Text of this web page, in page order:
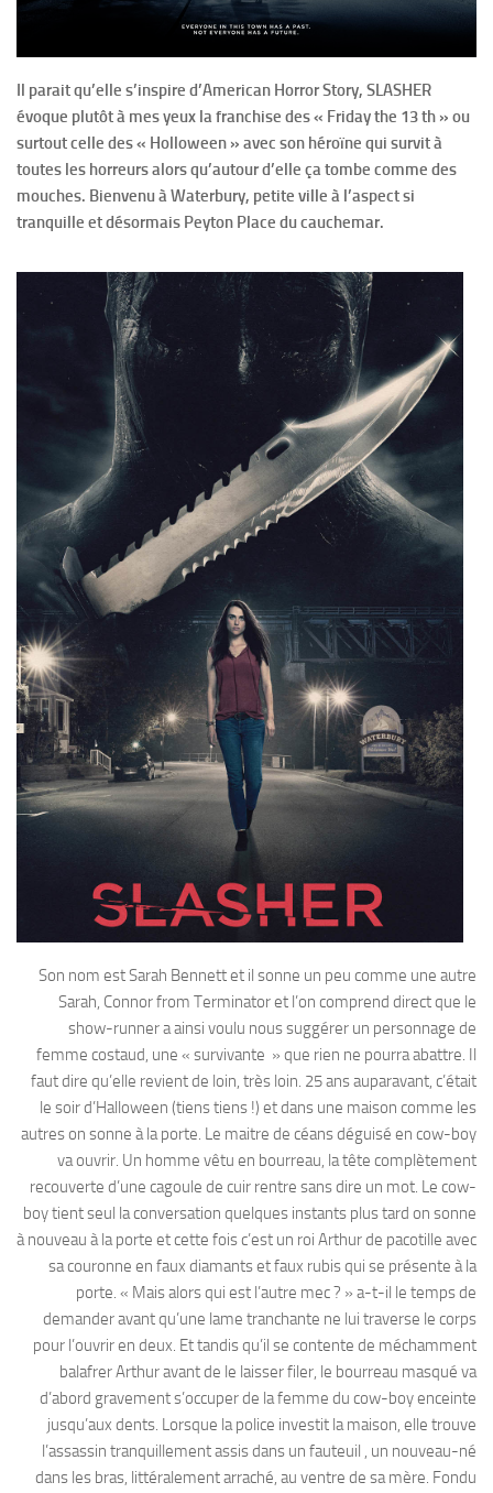
Il parait qu’elle s’inspire d’American Horror Story, SLASHER
évoque plutôt à mes yeux la franchise des « Friday the 13 th » ou
surtout celle des « Holloween » avec son héroïne qui survit à
toutes les horreurs alors qu’autour d’elle ça tombe comme des
mouches. Bienvenu à Waterbury, petite ville à l’aspect si
tranquille et désormais Peyton Place du cauchemar.
Son nom est Sarah Bennett et il sonne un peu comme une autre
Sarah, Connor from Terminator et l’on comprend direct que le
show-runner a ainsi voulu nous suggérer un personnage de
femme costaud, une « survivante » que rien ne pourra abattre. Il
faut dire qu’elle revient de loin, très loin. 25 ans auparavant, c’était
le soir d’Halloween (tiens tiens !) et dans une maison comme les
autres on sonne à la porte. Le maitre de céans déguisé en cow-boy
va ouvrir. Un homme vêtu en bourreau, la tête complètement
recouverte d’une cagoule de cuir rentre sans dire un mot. Le cow-
boy tient seul la conversation quelques instants plus tard on sonne
à nouveau à la porte et cette fois c’est un roi Arthur de pacotille avec
sa couronne en faux diamants et faux rubis qui se présente à la
porte. « Mais alors qui est l’autre mec ? » a-t-il le temps de
demander avant qu’une lame tranchante ne lui traverse le corps
pour l’ouvrir en deux. Et tandis qu’il se contente de méchamment
balafrer Arthur avant de le laisser filer, le bourreau masqué va
d’abord gravement s’occuper de la femme du cow-boy enceinte
jusqu’aux dents. Lorsque la police investit la maison, elle trouve
l’assassin tranquillement assis dans un fauteuil , un nouveau-né
dans les bras, littéralement arraché, au ventre de sa mère. Fondu